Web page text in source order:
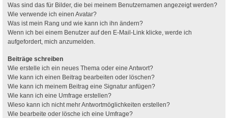
Was sind das für Bilder, die bei meinem Benutzernamen angezeigt werden?
Wie verwende ich einen Avatar?
Was ist mein Rang und wie kann ich ihn ändern?
Wenn ich bei einem Benutzer auf den E-Mail-Link klicke, werde ich
aufgefordert, mich anzumelden.
Beiträge schreiben
Wie erstelle ich ein neues Thema oder eine Antwort?
Wie kann ich einen Beitrag bearbeiten oder löschen?
Wie kann ich meinem Beitrag eine Signatur anfügen?
Wie kann ich eine Umfrage erstellen?
Wieso kann ich nicht mehr Antwortmöglichkeiten erstellen?
Wie bearbeite oder lösche ich eine Umfrage?